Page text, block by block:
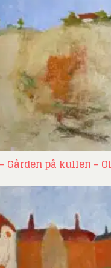
Gården på kullen –